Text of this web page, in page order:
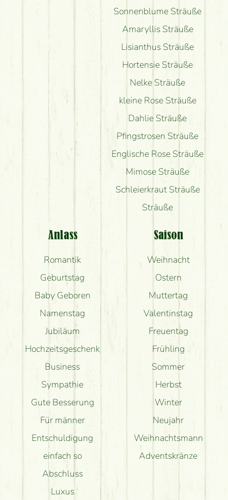
Sonnenblume Sträuße
Amaryllis Sträuße
Lisianthus Sträuße
Hortensie Sträuße
Nelke Sträuße
kleine Rose Sträuße
Dahlie Sträuße
Pfingstrosen Sträuße
Englische Rose Sträuße
Mimose Sträuße
Schleierkraut Sträuße
Sträuße
Anlass
Romantik
Geburtstag
Baby Geboren
Namenstag
Jubiläum
Hochzeitsgeschenk
Business
Sympathie
Gute Besserung
Für männer
Entschuldigung
einfach so
Abschluss
Luxus
Saison
Weihnacht
Ostern
Muttertag
Valentinstag
Freuentag
Frühling
Sommer
Herbst
Winter
Neujahr
Weihnachtsmann
Adventskränze